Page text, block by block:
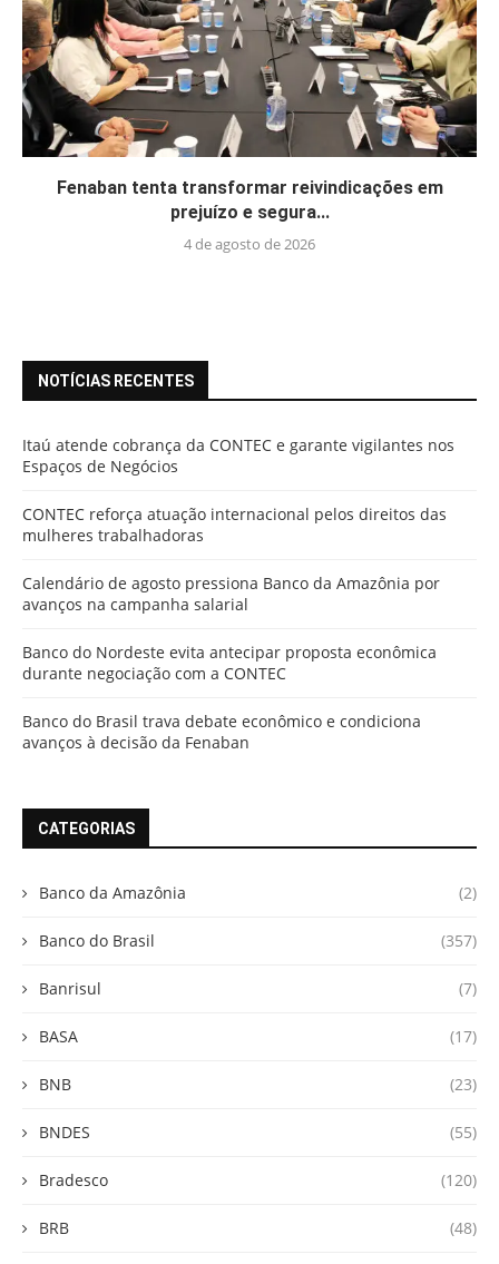
Fenaban tenta transformar reivindicações em
prejuízo e segura...
4 de agosto de 2026
NOTÍCIAS RECENTES
Itaú atende cobrança da CONTEC e garante vigilantes nos
Espaços de Negócios
CONTEC reforça atuação internacional pelos direitos das
mulheres trabalhadoras
Calendário de agosto pressiona Banco da Amazônia por
avanços na campanha salarial
Banco do Nordeste evita antecipar proposta econômica
durante negociação com a CONTEC
Banco do Brasil trava debate econômico e condiciona
avanços à decisão da Fenaban
CATEGORIAS
Banco da Amazônia (2)
Banco do Brasil (357)
Banrisul (7)
BASA (17)
BNB (23)
BNDES (55)
Bradesco (120)
BRB (48)